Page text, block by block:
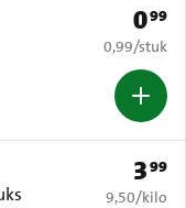
Prijs:
099
€ 0,99 per
0,99/stuk
Prijs:
399
€ 9,50 per
9,50/kilo